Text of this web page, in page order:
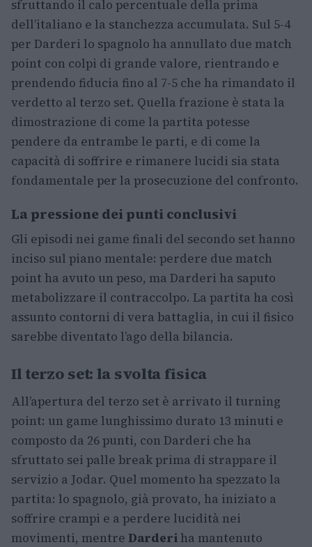
sfruttando il calo percentuale della prima
dell’italiano e la stanchezza accumulata. Sul 5-4
per Darderi lo spagnolo ha annullato due match
point con colpi di grande valore, rientrando e
prendendo fiducia fino al 7-5 che ha rimandato il
verdetto al terzo set. Quella frazione è stata la
dimostrazione di come la partita potesse
pendere da entrambe le parti, e di come la
capacità di soffrire e rimanere lucidi sia stata
fondamentale per la prosecuzione del confronto.
La pressione dei punti conclusivi
Gli episodi nei game finali del secondo set hanno
inciso sul piano mentale: perdere due match
point ha avuto un peso, ma Darderi ha saputo
metabolizzare il contraccolpo. La partita ha così
assunto contorni di vera battaglia, in cui il fisico
sarebbe diventato l’ago della bilancia.
Il terzo set: la svolta fisica
All’apertura del terzo set è arrivato il turning
point: un game lunghissimo durato 13 minuti e
composto da 26 punti, con Darderi che ha
sfruttato sei palle break prima di strappare il
servizio a Jodar. Quel momento ha spezzato la
partita: lo spagnolo, già provato, ha iniziato a
soffrire crampi e a perdere lucidità nei
movimenti, mentre Darderi ha mantenuto